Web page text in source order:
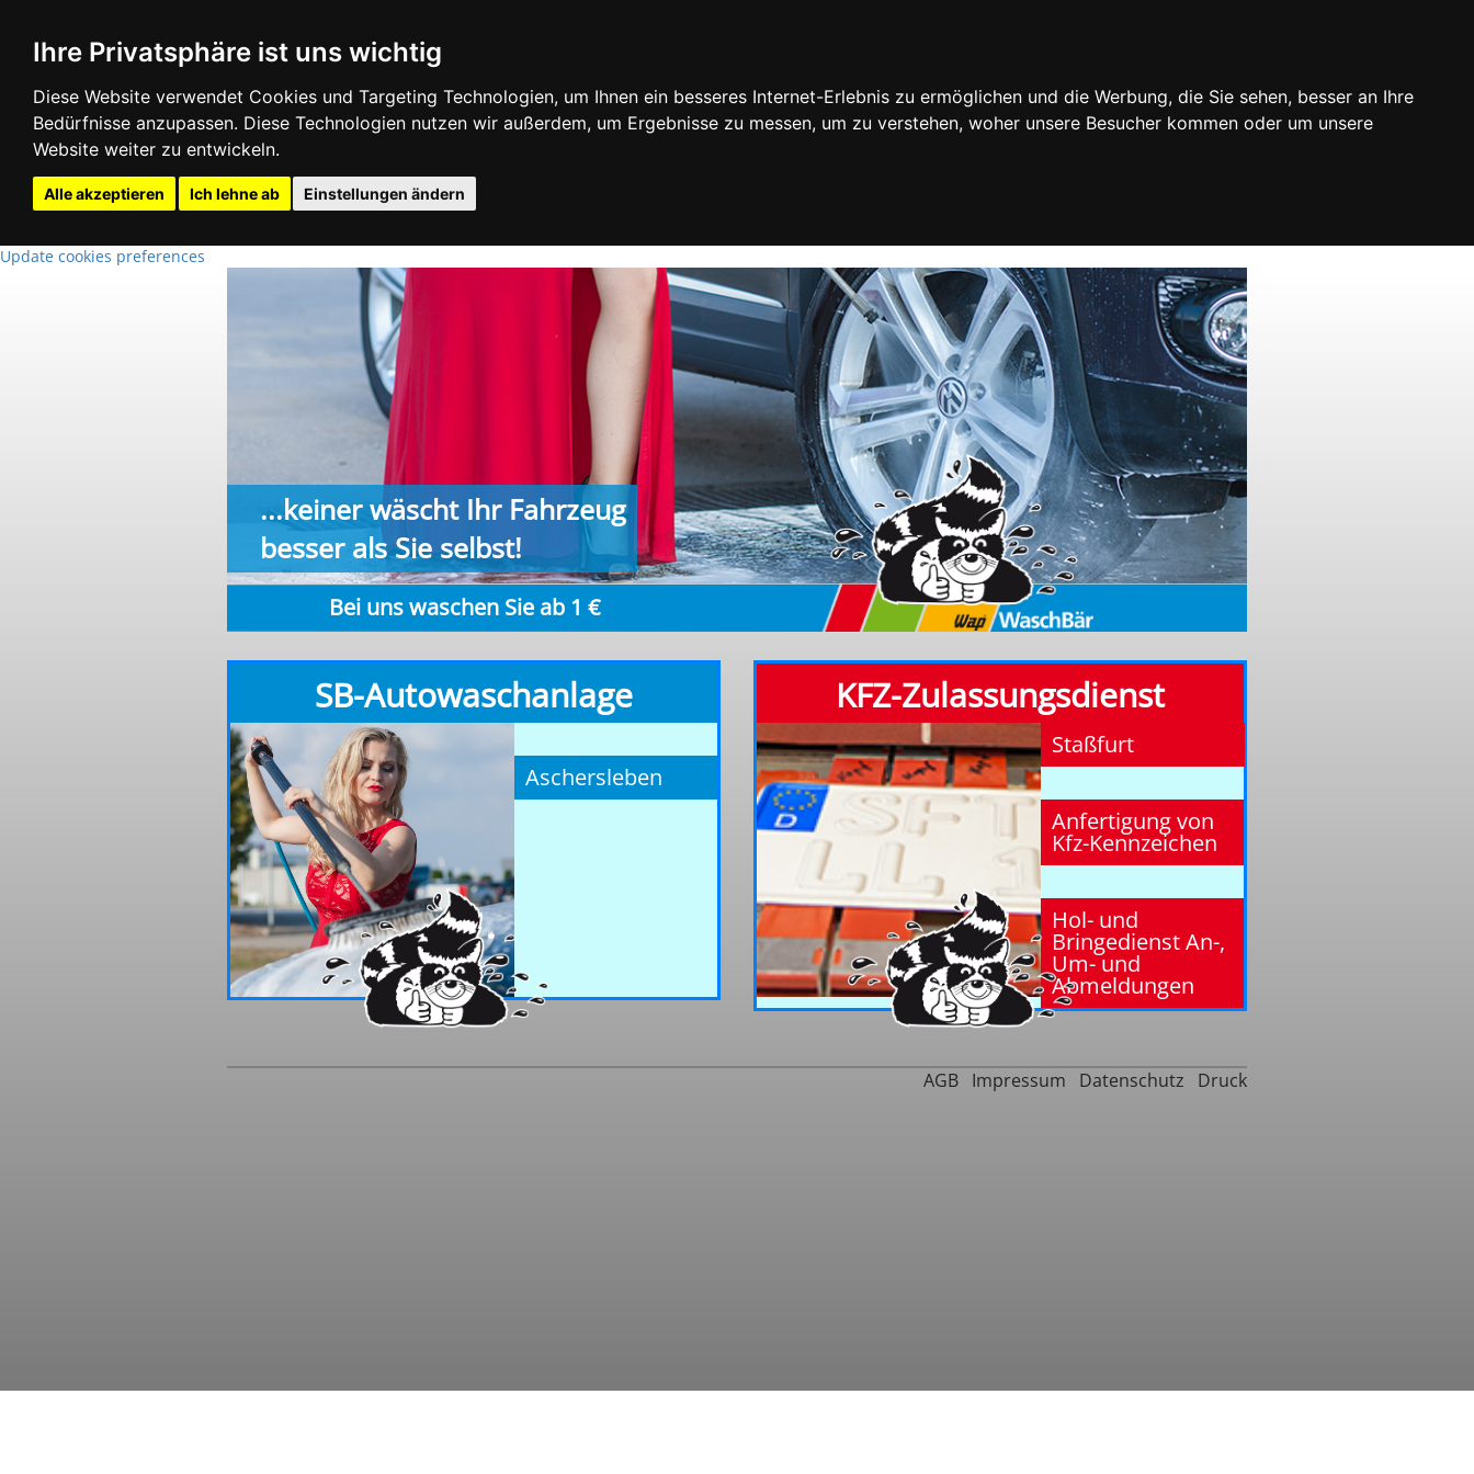
Ihre Privatsphäre ist uns wichtig
Diese Website verwendet Cookies und Targeting Technologien, um Ihnen ein besseres Internet-Erlebnis zu ermöglichen und die Werbung, die Sie sehen, besser an Ihre
Bedürfnisse anzupassen. Diese Technologien nutzen wir außerdem, um Ergebnisse zu messen, um zu verstehen, woher unsere Besucher kommen oder um unsere
Website weiter zu entwickeln.
Alle akzeptieren Ich lehne ab Einstellungen ändern
Update cookies preferences
...keiner wäscht Ihr Fahrzeug
besser als Sie selbst!
Bei uns waschen Sie ab 1 €
SB-Autowaschanlage
Aschersleben
KFZ-Zulassungsdienst
Staßfurt
Anfertigung von
Kfz-Kennzeichen
Hol- und
Bringedienst An-,
Um- und
Abmeldungen
Druck
Datenschutz
Impressum
AGB